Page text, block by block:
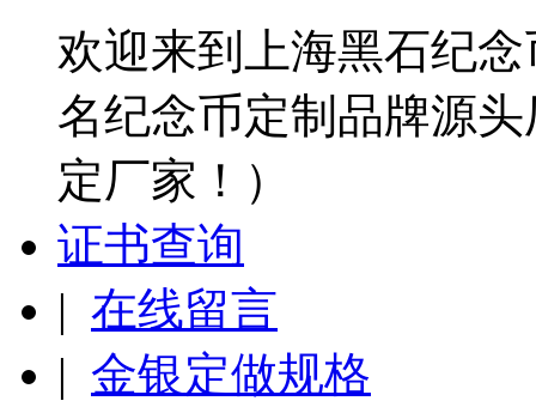
欢迎来到上海黑石纪
名纪念币定制品牌源
定厂家！）
证书查询
| 在线留言
| 金银定做规格